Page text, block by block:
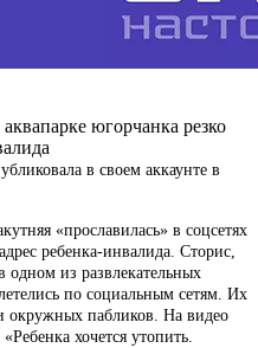
югорчанка резко
в своем аккаунте в
«прославилась» в соцсетях
ребенка-инвалида. Сторис,
одном из развлекательных
по социальным сетям. Их
окружных пабликов. На видео
хочется утопить.